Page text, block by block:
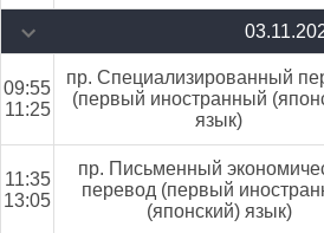
09:55
11:25
пр. Специализированный
(первый иностранный
язык)
11:35
13:05
пр. Письменный
перевод (первый
(японский) язык)